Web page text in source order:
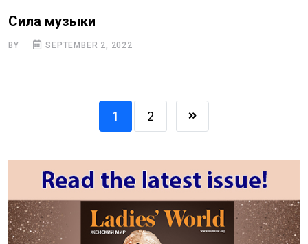
Сила музыки
BY SEPTEMBER 2, 2022
1 2